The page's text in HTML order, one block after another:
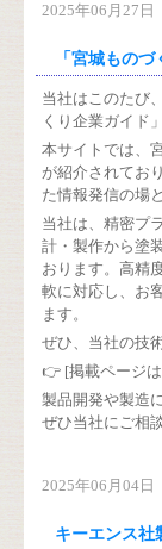
2025年06月27日
「宮城もの
当社はこのたび
くり企業ガイド
本サイトでは、
が紹介されてお
た情報発信の場
当社は、精密プ
計・製作から塗
おります。高精
軟に対応し、お
ます。
ぜひ、当社の技
👉 [掲載ページ
製品開発や製造
ぜひ当社にご相
2025年06月04日
キーエンス社